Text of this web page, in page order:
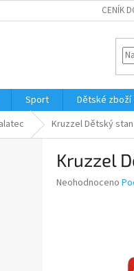
CENÍK
Sport Dětské zboží
Kruzzel Dětský
Kruzzel
Průměrné
Neohodnoceno